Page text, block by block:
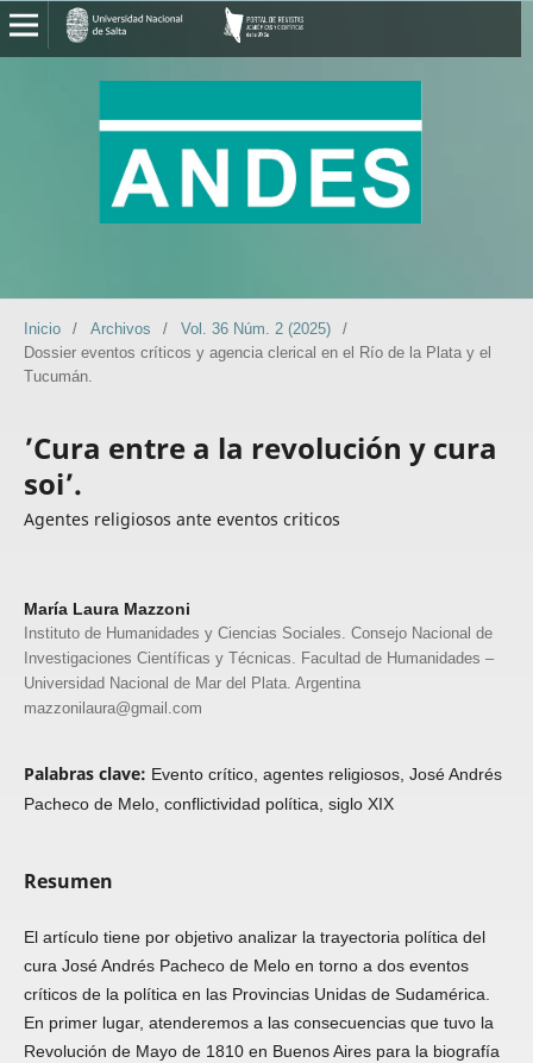
Inicio / Archivos / Vol. 36 Núm. 2 (2025)
/
Dossier eventos críticos y agencia clerical en el Río de la Plata y el
Tucumán.
’Cura entre a la revolución y cura
soi’.
Agentes religiosos ante eventos criticos
María Laura Mazzoni
Instituto de Humanidades y Ciencias Sociales. Consejo Nacional de
Investigaciones Científicas y Técnicas. Facultad de Humanidades –
Universidad Nacional de Mar del Plata. Argentina
mazzonilaura@gmail.com
Palabras clave: Evento crítico, agentes religiosos, José Andrés
Pacheco de Melo, conflictividad política, siglo XIX
Resumen
El artículo tiene por objetivo analizar la trayectoria política del
cura José Andrés Pacheco de Melo en torno a dos eventos
críticos de la política en las Provincias Unidas de Sudamérica.
En primer lugar, atenderemos a las consecuencias que tuvo la
Revolución de Mayo de 1810 en Buenos Aires para la biografía